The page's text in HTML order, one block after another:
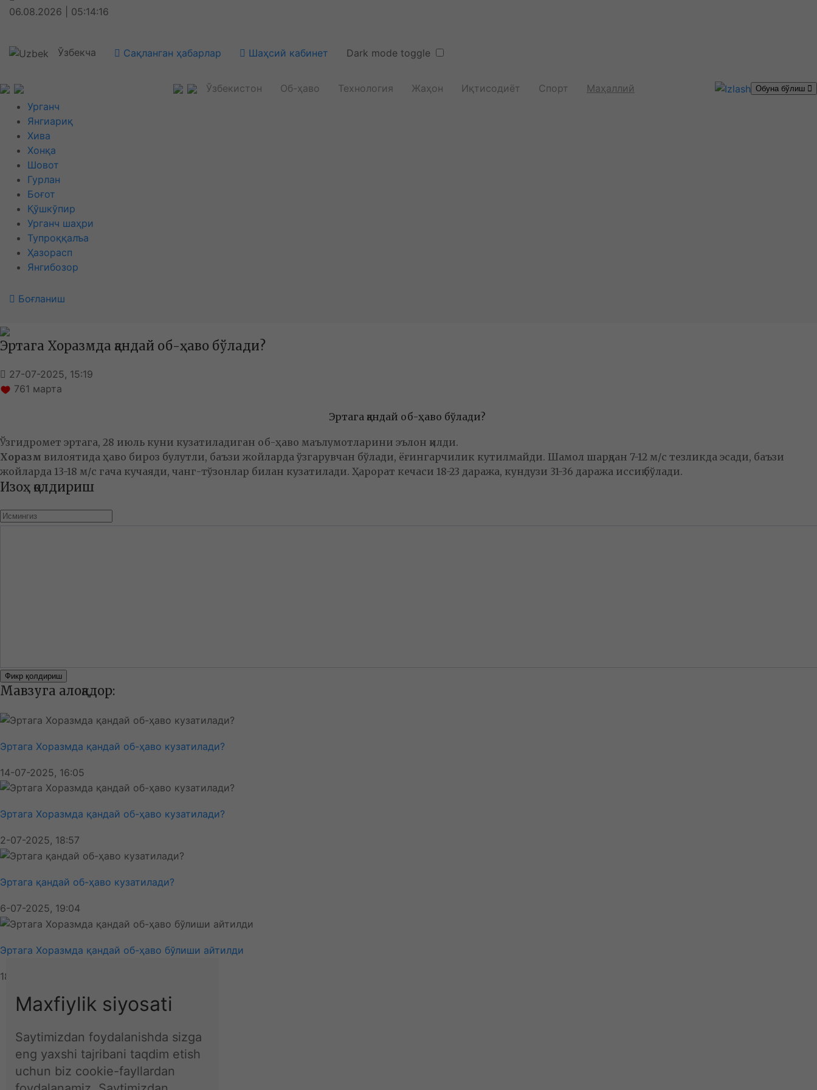
Maxfiylik siyosati
Saytimizdan foydalanishda sizga
eng yaxshi tajribani taqdim etish
uchun biz cookie-fayllardan
06.08.2026 | 05:14:16
Ўзбекча Сақланган ҳабарлар Шаҳсий кабинет Dark mode toggle
Ўзбекистон Об-ҳаво Технология Жаҳон Иқтисодиёт Спорт Маҳаллий Обуна бўлиш
Урганч
Янгиариқ
Хива
Хонқа
Шовот
Гурлан
Боғот
Қўшкўпир
Урганч шаҳри
Тупроққалъа
Ҳазорасп
Янгибозор
Боғланиш
Эртага Хоразмда қандай об-ҳаво бўлади?
27-07-2025, 15:19
761 марта
Эртага қандай об-ҳаво бўлади?
Ўзгидромет эртага, 28 июль куни кузатиладиган об-ҳаво маълумотларини эълон қилди.
Хоразм вилоятида ҳаво бироз булутли, баъзи жойларда ўзгарувчан бўлади, ёғингарчилик кутилмайди. Шамол шарқдан 7-12 м/с тезликда эсади, баъзи
жойларда 13-18 м/с гача кучаяди, чанг-тўзонлар билан кузатилади. Ҳарорат кечаси 18-23 даража, кундузи 31-36 даража иссиқ бўлади.
Изоҳ қолдириш
Фикр қолдириш
Мавзуга алоқадор:
Эртага Хоразмда қандай об-ҳаво кузатилади?
14-07-2025, 16:05
Эртага Хоразмда қандай об-ҳаво кузатилади?
2-07-2025, 18:57
Эртага қандай об-ҳаво кузатилади?
6-07-2025, 19:04
Эртага Хоразмда қандай об-ҳаво бўлиши айтилди
18-07-2025, 18:07
Об-ҳаво
Жаҳон
Иқтисодиёт
Спорт
Маҳаллий